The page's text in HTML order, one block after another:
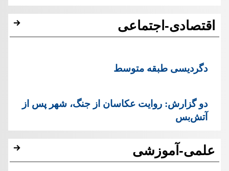
اقتصادی-اجتماعی
دگردیسی طبقه متوسط
دو گزارش: روایت عکاسان از جنگ، شهر پس از
آتش‌بس
علمی-آموزشی